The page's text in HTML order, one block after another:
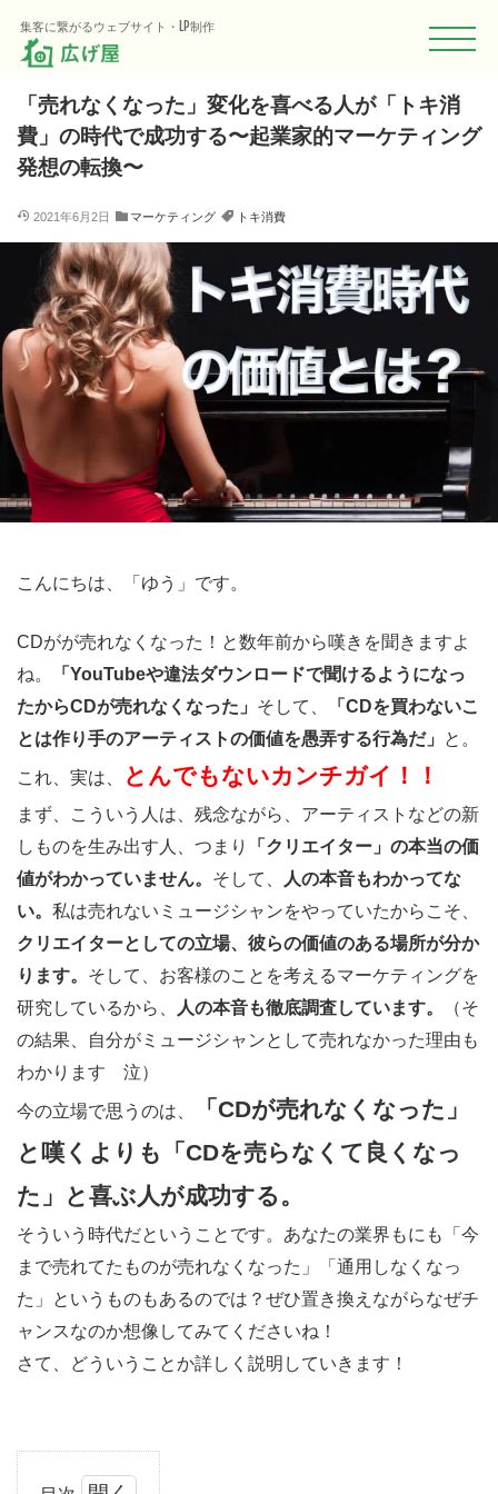
集客に繋がるウェブサイト・LP制作
HOME Blog 広げる（集客）
「売れなくなった」変化を喜べる人が「トキ消
費」の時代で成功する〜起業家的マーケティング
発想の転換〜
2021年6月2日 マーケティング トキ消費
こんにちは、「ゆう」です。
CDがが売れなくなった！と数年前から嘆きを聞きますよ
ね。
「YouTubeや違法ダウンロードで聞けるようになっ
たからCDが売れなくなった」 そして、
「CDを買わないこ
とは作り手のアーティストの価値を愚弄する行為だ」
と。
これ、実は、 とんでもないカンチガイ！！
まず、こういう人は、残念ながら、アーティストなどの新
しものを生み出す人、つまり
「クリエイター」の本当の価
値がわかっていません。 そして、
人の本音もわかってな
い。 私は売れないミュージシャンをやっていたからこそ、
クリエイターとしての立場、 彼らの価値のある場所が分か
ります。 そして、お客様のことを考えるマーケティングを
研究しているから、
人の本音も徹底調査しています。
（そ
の結果、自分がミュージシャンとして売れなかった理由も
わかります 泣）
今の立場で思うのは、
「CDが売れなくなった」
と嘆くよりも「CDを売らなくて良くなっ
た」と喜ぶ人が成功する。
そういう時代だということです。あなたの業界もにも「今
まで売れてたものが売れなくなった」「通用しなくなっ
た」というものもあるのでは？ぜひ置き換えながらなぜチ
ャンスなのか想像してみてくださいね！
さて、どういうことか詳しく説明していきます！